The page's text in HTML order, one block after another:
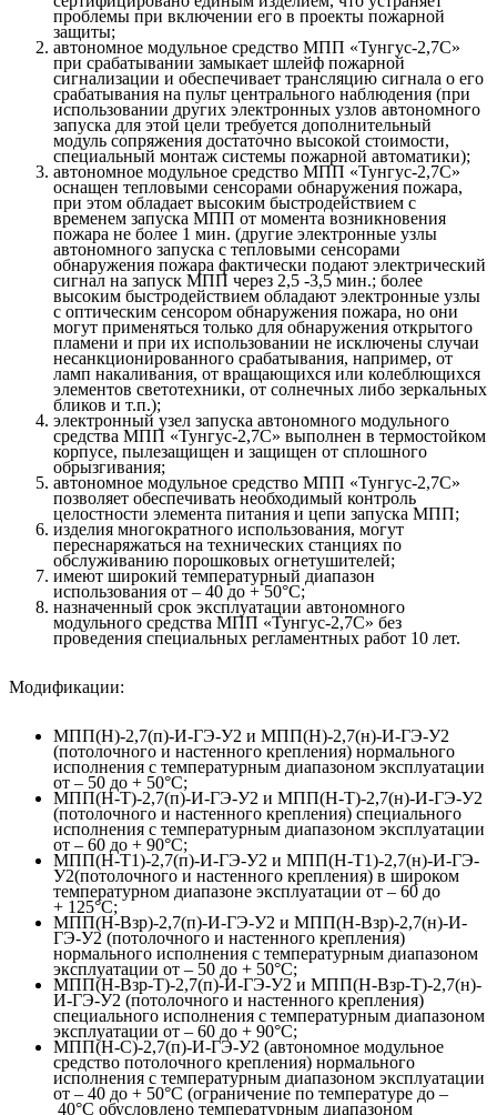
проблемы при включении его в проекты пожарной
защиты;
автономное модульное средство МПП «Тунгус-2,7С»
при срабатывании замыкает шлейф пожарной
сигнализации и обеспечивает трансляцию сигнала о его
срабатывания на пульт центрального наблюдения (при
использовании других электронных узлов автономного
запуска для этой цели требуется дополнительный
модуль сопряжения достаточно высокой стоимости,
специальный монтаж системы пожарной автоматики);
автономное модульное средство МПП «Тунгус-2,7С»
оснащен тепловыми сенсорами обнаружения пожара,
при этом обладает высоким быстродействием с
временем запуска МПП от момента возникновения
пожара не более 1 мин. (другие электронные узлы
автономного запуска с тепловыми сенсорами
обнаружения пожара фактически подают электрический
сигнал на запуск МПП через 2,5 -3,5 мин.; более
высоким быстродействием обладают электронные узлы
с оптическим сенсором обнаружения пожара, но они
могут применяться только для обнаружения открытого
пламени и при их использовании не исключены случаи
несанкционированного срабатывания, например, от
ламп накаливания, от вращающихся или колеблющихся
элементов светотехники, от солнечных либо зеркальных
бликов и т.п.);
электронный узел запуска автономного модульного
средства МПП «Тунгус-2,7С» выполнен в термостойком
корпусе, пылезащищен и защищен от сплошного
обрызгивания;
автономное модульное средство МПП «Тунгус-2,7С»
позволяет обеспечивать необходимый контроль
целостности элемента питания и цепи запуска МПП;
изделия многократного использования, могут
переснаряжаться на технических станциях по
обслуживанию порошковых огнетушителей;
имеют широкий температурный диапазон
использования от – 40 до + 50°С;
назначенный срок эксплуатации автономного
модульного средства МПП «Тунгус-2,7С» без
проведения специальных регламентных работ 10 лет.
Модификации:
МПП(Н)-2,7(п)-И-ГЭ-У2 и МПП(Н)-2,7(н)-И-ГЭ-У2
(потолочного и настенного крепления) нормального
исполнения с температурным диапазоном эксплуатации
от – 50 до + 50°С;
МПП(Н-Т)-2,7(п)-И-ГЭ-У2 и МПП(Н-Т)-2,7(н)-И-ГЭ-У2
(потолочного и настенного крепления) специального
исполнения с температурным диапазоном эксплуатации
от – 60 до + 90°С;
МПП(Н-Т1)-2,7(п)-И-ГЭ-У2 и МПП(Н-Т1)-2,7(н)-И-ГЭ-
У2(потолочного и настенного крепления) в широком
температурном диапазоне эксплуатации от – 60 до
+ 125°С;
МПП(Н-Взр)-2,7(п)-И-ГЭ-У2 и МПП(Н-Взр)-2,7(н)-И-
ГЭ-У2 (потолочного и настенного крепления)
нормального исполнения с температурным диапазоном
эксплуатации от – 50 до + 50°С;
МПП(Н-Взр-Т)-2,7(п)-И-ГЭ-У2 и МПП(Н-Взр-Т)-2,7(н)-
И-ГЭ-У2 (потолочного и настенного крепления)
специального исполнения с температурным диапазоном
эксплуатации от – 60 до + 90°С;
МПП(Н-С)-2,7(п)-И-ГЭ-У2 (автономное модульное
средство потолочного крепления) нормального
исполнения с температурным диапазоном эксплуатации
от – 40 до + 50°С (ограничение по температуре до –
40°С обусловлено температурным диапазоном